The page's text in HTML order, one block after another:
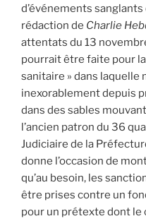
d’événements
rédaction de Charlie
attentats du 13
pourrait être faite pour
sanitaire » dans laquelle
inexorablement depuis
dans des sables
l’ancien patron du 36
Judiciaire de la
donne l’occasion de
qu’au besoin, les
être prises contre un
pour un prétexte dont